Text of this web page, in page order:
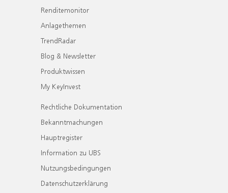
Renditemonitor
Anlagethemen
TrendRadar
Blog & Newsletter
Produktwissen
My KeyInvest
Rechtliche Dokumentation
Bekanntmachungen
Hauptregister
Information zu UBS
Nutzungsbedingungen
Datenschutzerklärung